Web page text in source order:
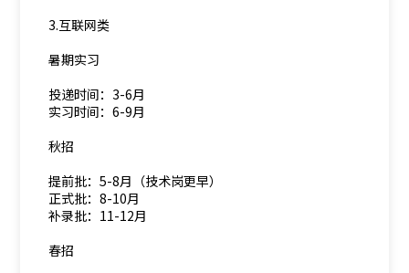
3.互联网类
暑期实习
投递时间：3-6月
实习时间：6-9月
秋招
提前批：5-8月（技术岗更早）
正式批：8-10月
补录批：11-12月
春招